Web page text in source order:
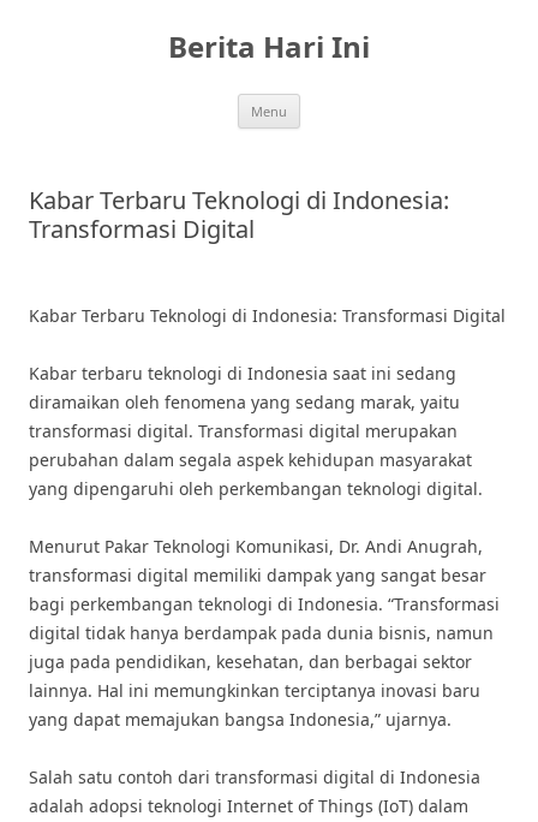
Berita Hari Ini
Menu
Kabar Terbaru Teknologi di Indonesia:
Transformasi Digital
Kabar Terbaru Teknologi di Indonesia: Transformasi Digital
Kabar terbaru teknologi di Indonesia saat ini sedang
diramaikan oleh fenomena yang sedang marak, yaitu
transformasi digital. Transformasi digital merupakan
perubahan dalam segala aspek kehidupan masyarakat
yang dipengaruhi oleh perkembangan teknologi digital.
Menurut Pakar Teknologi Komunikasi, Dr. Andi Anugrah,
transformasi digital memiliki dampak yang sangat besar
bagi perkembangan teknologi di Indonesia. “Transformasi
digital tidak hanya berdampak pada dunia bisnis, namun
juga pada pendidikan, kesehatan, dan berbagai sektor
lainnya. Hal ini memungkinkan terciptanya inovasi baru
yang dapat memajukan bangsa Indonesia,” ujarnya.
Salah satu contoh dari transformasi digital di Indonesia
adalah adopsi teknologi Internet of Things (IoT) dalam